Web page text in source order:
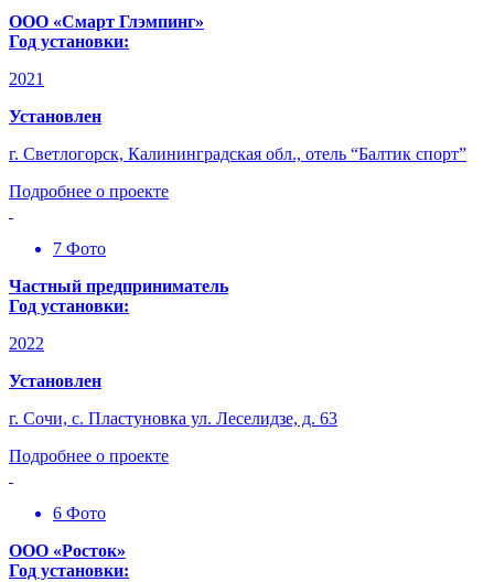
ООО «Смарт Глэмпинг»
Год установки:
2021
Установлен
г. Светлогорск, Калининградская обл., отель “Балтик спорт”
Подробнее о проекте
7 Фото
Частный предприниматель
Год установки:
2022
Установлен
г. Сочи, с. Пластуновка ул. Леселидзе, д. 63
Подробнее о проекте
6 Фото
ООО «Росток»
Год установки: